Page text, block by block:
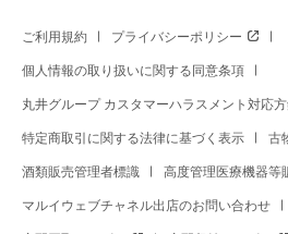
ご利用規約 プライバシーポリシー
個人情報の取り扱いに関する同意条項
丸井グループ カスタマーハラスメント対応
特定商取引に関する法律に基づく表示 古
酒類販売管理者標識 高度管理医療機器等
マルイウェブチャネル出店のお問い合わせ